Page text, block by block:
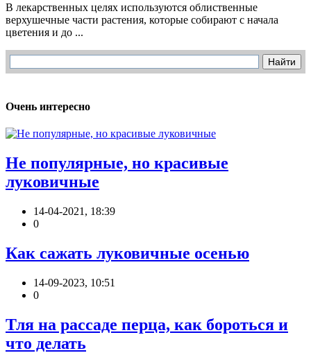
В лекарственных целях используются облиственные
верхушечные части растения, которые собирают с начала
цветения и до ...
Очень интересно
Не популярные, но красивые
луковичные
14-04-2021, 18:39
0
Как сажать луковичные осенью
14-09-2023, 10:51
0
Тля на рассаде перца, как бороться и
что делать